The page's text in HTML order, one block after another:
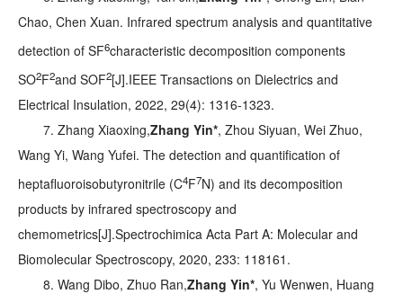
Chao, Chen Xuan. Infrared spectrum analysis and quantitative
detection of SF6characteristic decomposition components
SO2F2and SOF2[J].IEEE Transactions on Dielectrics and
Electrical Insulation, 2022, 29(4): 1316-1323.
7. Zhang Xiaoxing,Zhang Yin*, Zhou Siyuan, Wei Zhuo,
Wang Yi, Wang Yufei. The detection and quantification of
heptafluoroisobutyronitrile (C4F7N) and its decomposition
products by infrared spectroscopy and
chemometrics[J].Spectrochimica Acta Part A: Molecular and
Biomolecular Spectroscopy, 2020, 233: 118161.
8. Wang Dibo, Zhuo Ran,Zhang Yin*, Yu Wenwen, Huang